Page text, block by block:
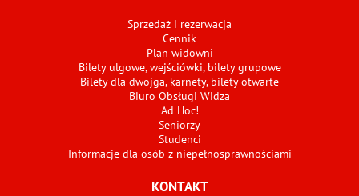
Sprzedaż i rezerwacja
Cennik
Plan widowni
Bilety ulgowe, wejściówki, bilety grupowe
Bilety dla dwojga, karnety, bilety otwarte
Biuro Obsługi Widza
Ad Hoc!
Seniorzy
Studenci
Informacje dla osób z niepełnosprawnościami
KONTAKT